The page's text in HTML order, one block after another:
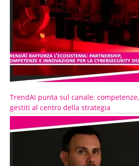
TrendAI punta sul canale:
gestiti al centro della strategia